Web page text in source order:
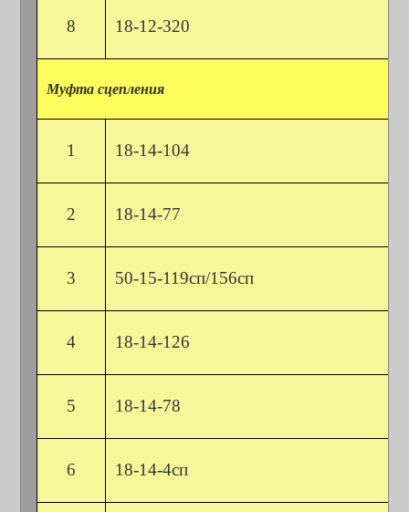
8 18-12-320
Муфта сцепления
1 18-14-104
2 18-14-77
3 50-15-119сп/156сп
4 18-14-126
5 18-14-78
6 18-14-4сп